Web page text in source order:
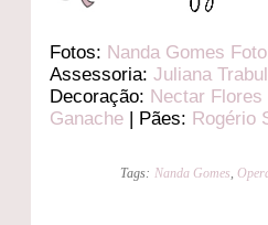
Fotos: Nanda Gomes
Assessoria:Juliana
Decoração: Nectar Flores
Ganache | Pães: Rogério
Tags: Nanda Gomes ,